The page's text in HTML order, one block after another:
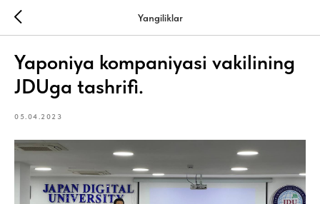
Yangiliklar
Yaponiya kompaniyasi vakilining
JDUga tashrifi.
05.04.2023